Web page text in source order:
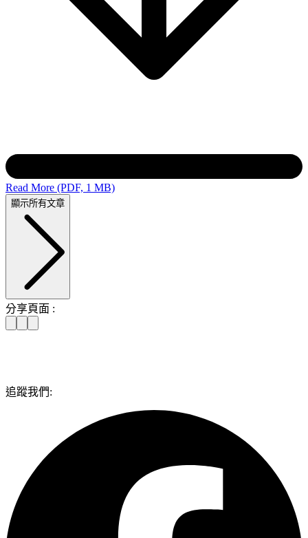
Read More (PDF, 1 MB)
顯示所有文章
分享頁面 :
追蹤我們: